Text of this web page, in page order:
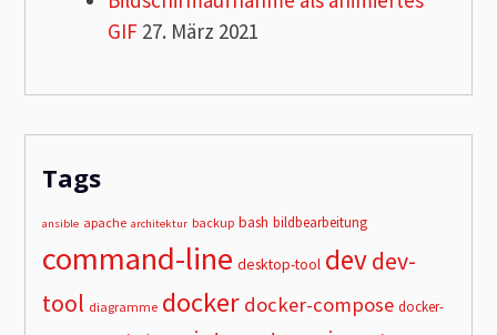
GIF 27. März 2021
Tags
ansible apache architektur backup bash bildbearbeitung
command-line desktop-tool devdev-
tool diagramme docker docker-compose docker-